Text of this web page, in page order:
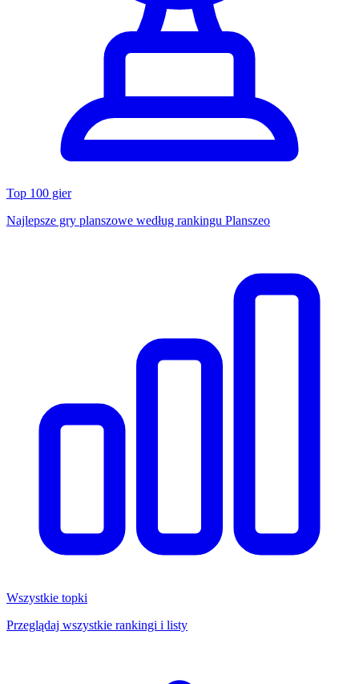
Top 100 gier
Najlepsze gry planszowe według rankingu Planszeo
Wszystkie topki
Przeglądaj wszystkie rankingi i listy